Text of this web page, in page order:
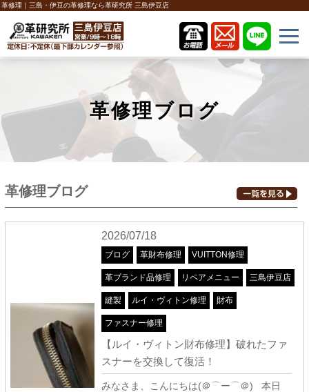
革修理｜三島・伊豆の革修理なら革研究所 三島伊豆店
革修理ブログ
革修理ブログ
2026/07/18
ブログ 革財布修理 VUITTON修理
革ブランド品修理 リペアメニュー 三島伊豆店
縫製 ルイ・ヴィトン修理 財布
ファスナー修理
【ルイ・ヴィトン財布修理】破れたファ
スナーを交換して復活！
みなさま、こんにちは(＠⌒ー⌒＠) 本日